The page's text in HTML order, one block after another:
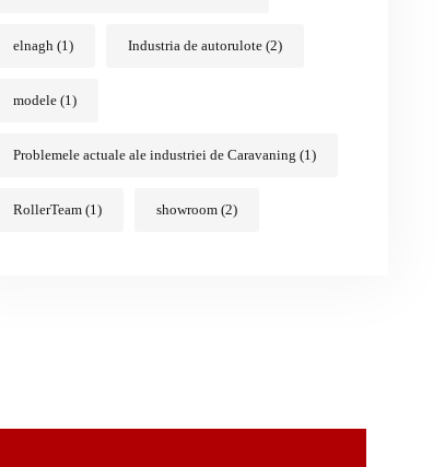
elnagh(1) Industria de autorulote(2)
modele(1)
Problemele actuale ale industriei de Caravaning (1)
RollerTeam(1) showroom(2)